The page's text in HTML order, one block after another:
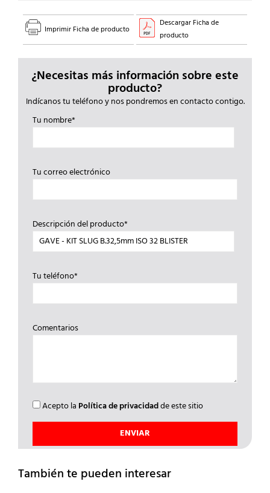
Imprimir Ficha de producto
Descargar Ficha de
producto
¿Necesitas más información sobre este
producto?
Indícanos tu teléfono y nos pondremos en contacto contigo.
Tu nombre*
Tu correo electrónico
Descripción del producto*
Tu teléfono*
Comentarios
Acepto la Política de privacidadde este sitio
También te pueden interesar